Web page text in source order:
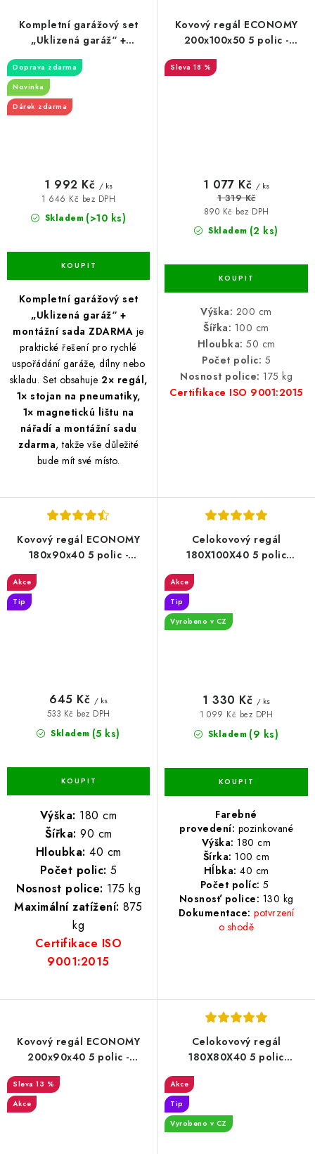
Kompletní garážový set
„Uklizená garáž“ +
Doprava zdarma
Novinka
Dárek zdarma
Skladem (>10 ks)
1 646 Kč bez DPH
1 992 Kč / ks
Kompletní garážový set
„Uklizená garáž“ +
montážní sada ZDARMA je
praktické řešení pro rychlé
uspořádání garáže, dílny nebo
skladu. Set obsahuje 2× regál,
1× stojan na pneumatiky,
1× magnetickú lištu na
nářadí a montážní sadu
zdarma, takže vše důležité
bude mít své místo.
Kovový regál ECONOMY
200x100x50 5 polic -
18 %
Skladem (2 ks)
890 Kč bez DPH
1 077 Kč / ks
1 319 Kč
Výška: 200 cm
Šířka: 100 cm
Hloubka: 50 cm
Počet polic: 5
Nosnost police: 175 kg
Certifikace ISO 9001:2015
Kovový regál ECONOMY
180x90x40 5 polic -
Akce
Tip
Skladem (5 ks)
533 Kč bez DPH
645 Kč / ks
Výška: 180 cm
Šířka: 90 cm
Hloubka: 40 cm
Počet polic: 5
Nosnost police: 175 kg
Maximální zatížení: 875
kg
Certifikace ISO
9001:2015
Celokovový regál
180X100X40 5 polic
Akce
Tip
Vyrobeno v CZ
Skladem (9 ks)
1 099 Kč bez DPH
1 330 Kč / ks
Farebné
provedení: pozinkované
Výška: 180 cm
Šírka:100 cm
Hĺbka: 40 cm
Počet políc: 5
Nosnosť police: 130 kg
Dokumentace: potvrzení
o shodě
Kovový regál ECONOMY
200x90x40 5 polic -
13 %
Akce
Celokovový regál
180X80X40 5 polic
Akce
Tip
Vyrobeno v CZ